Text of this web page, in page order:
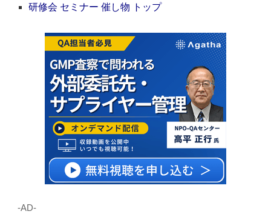
研修会 セミナー 催し物 トップ
‐AD‐